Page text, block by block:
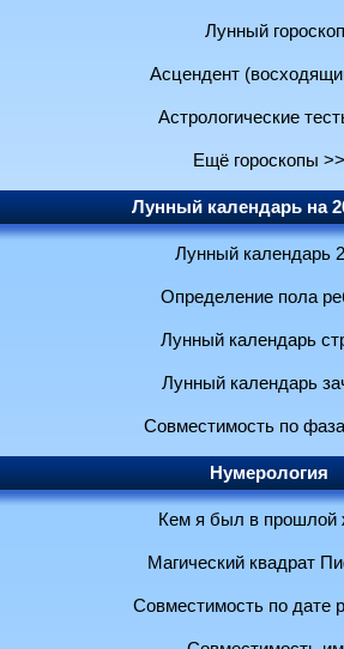
Лунный гороскоп
Асцендент
Астрологические
Ещё гороскопы
Лунный календарь на
Лунный календарь
Определение пола
Лунный календарь
Лунный календарь
Совместимость по
Нумерология
Кем я был в прошлой
Магический квадрат
Совместимость по дате